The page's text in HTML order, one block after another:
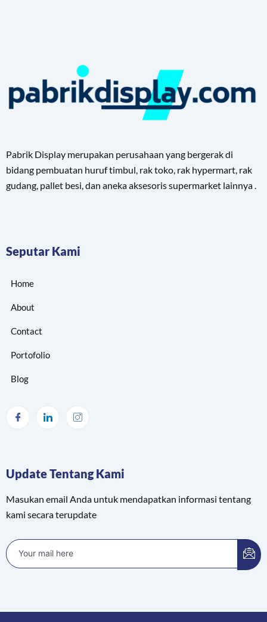
Pabrik Display merupakan perusahaan yang bergerak di
bidang pembuatan huruf timbul, rak toko, rak hypermart, rak
gudang, pallet besi, dan aneka aksesoris supermarket lainnya .
Seputar Kami
Home
About
Contact
Portofolio
Blog
Update Tentang Kami
Masukan email Anda untuk mendapatkan informasi tentang
kami secara terupdate